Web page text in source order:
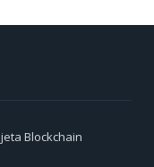
Blockchain